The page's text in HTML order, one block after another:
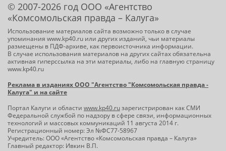
© 2007-2026 год ООО «Агентство
«Комсомольская правда – Калуга»
Использование материалов сайта возможно только в случае
упоминания www.kp40.ru или других изданий, чьи материалы
размещены в ПДФ-архиве, как первоисточника информации.
В случае использования материалов на других сайтах обязательна
активная гиперссылка на эти материалы, либо на главную страницу
www.kp40.ru
Реклама в изданиях ООО "Агентство "Комсомольская правда -
Калуга" и на сайте
Портал Калуги и области www.kp40.ruзарегистрирован как СМИ
Федеральной службой по надзору в сфере связи, информационных
технологий и массовых коммуникаций 11 августа 2014 г.
Регистрационный номер: Эл №ФС77-58967
Учредитель: ООО «Агентство «Комсомольская правда – Калуга»
Главный редактор: Ивкин В.П.